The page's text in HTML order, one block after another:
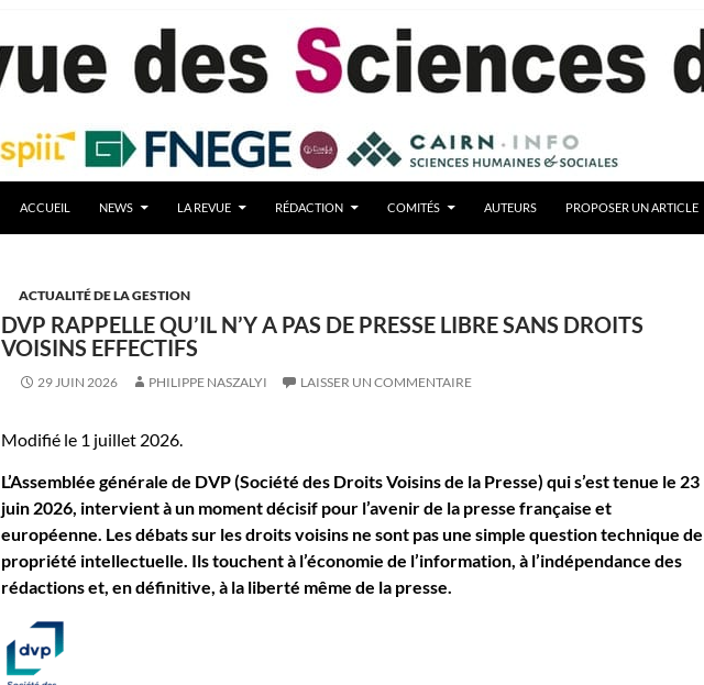
ACCUEIL NEWS LA REVUE RÉDACTION COMITÉS AUTEURS PROPOSER UN ARTICLE
ACTUALITÉ DE LA GESTION
DVP RAPPELLE QU’IL N’Y A PAS DE PRESSE LIBRE SANS DROITS
VOISINS EFFECTIFS
29 JUIN 2026 PHILIPPE NASZALYI LAISSER UN COMMENTAIRE
Modifié le 1 juillet 2026.
L’Assemblée générale de DVP (Société des Droits Voisins de la Presse) qui s’est tenue le 23
juin 2026, intervient à un moment décisif pour l’avenir de la presse française et
européenne. Les débats sur les droits voisins ne sont pas une simple question technique de
propriété intellectuelle. Ils touchent à l’économie de l’information, à l’indépendance des
rédactions et, en définitive, à la liberté même de la presse.